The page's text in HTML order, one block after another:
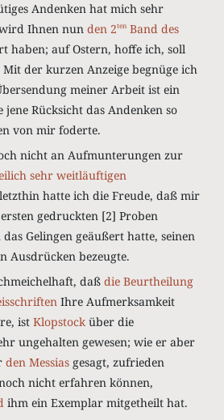
Andenken hat mich sehr
Ihnen nun den 2ten Band des
haben; auf Ostern, hoffe ich, soll
der kurzen Anzeige begnüge ich
meiner Arbeit ist ein
Rücksicht das Andenken so
von mir foderte.
nicht an Aufmunterungen zur
sehr weitläuftigen
hatte ich die Freude, daß mir
gedruckten [2] Proben
Gelingen geäußert hatte, seinen
Ausdrücken bezeugte.
daß die Beurtheilung
Ihre Aufmerksamkeit
ist Klopstock über die
ungehalten gewesen; wie er aber
den Messias gesagt, zufrieden
nicht erfahren können,
ihm ein Exemplar mitgetheilt hat.